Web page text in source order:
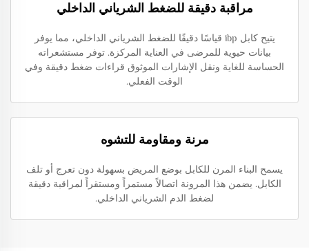
مراقبة دقيقة للضغط الشرياني الداخلي
يتيح كابل ibp قياسًا دقيقًا للضغط الشرياني الداخلي، مما يوفر
بيانات حيوية للمرضى في العناية المركزة. توفر مستشعراته
الحساسة للغاية ونقل الإشارات الموثوق قراءات ضغط دقيقة وفي
الوقت الفعلي.
مرنة ومقاومة للتشوه
يسمح البناء المرن للكابل بوضع المريض بسهولة دون تعرج أو تلف
الكابل. يضمن هذا المرونة اتصالاً مستمراً ومستقراً لمراقبة دقيقة
لضغط الدم الشرياني الداخلي.